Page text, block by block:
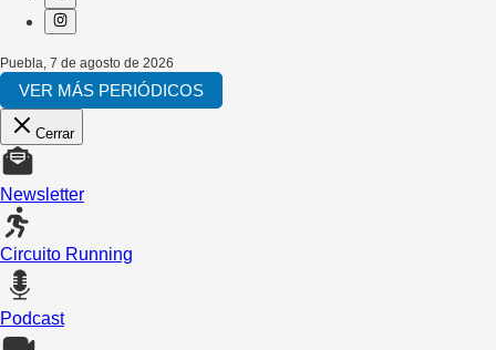
Puebla 7 de agosto de 2026
VER MÁS PERIÓDICOS
Cerrar
Newsletter
Circuito Running
Podcast